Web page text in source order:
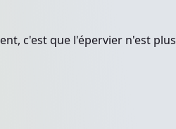
c'est que l'épervier n'est plus